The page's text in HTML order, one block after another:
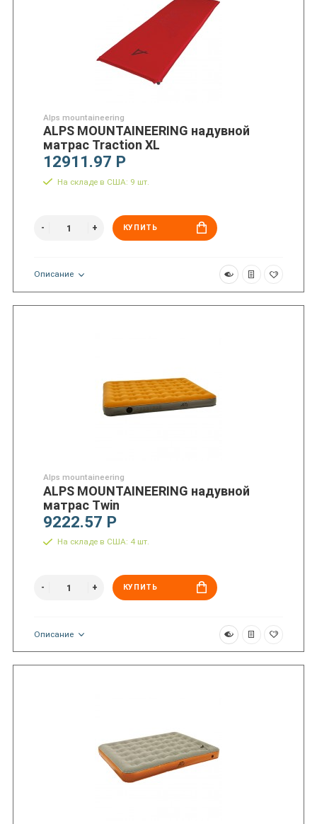
Alps mountaineering
ALPS MOUNTAINEERING надувной
матрас Traction XL
12911.97 Р
На складе в США: 9 шт.
КУПИТЬ
Описание
Alps mountaineering
ALPS MOUNTAINEERING надувной
матрас Twin
9222.57 Р
На складе в США: 4 шт.
КУПИТЬ
Описание